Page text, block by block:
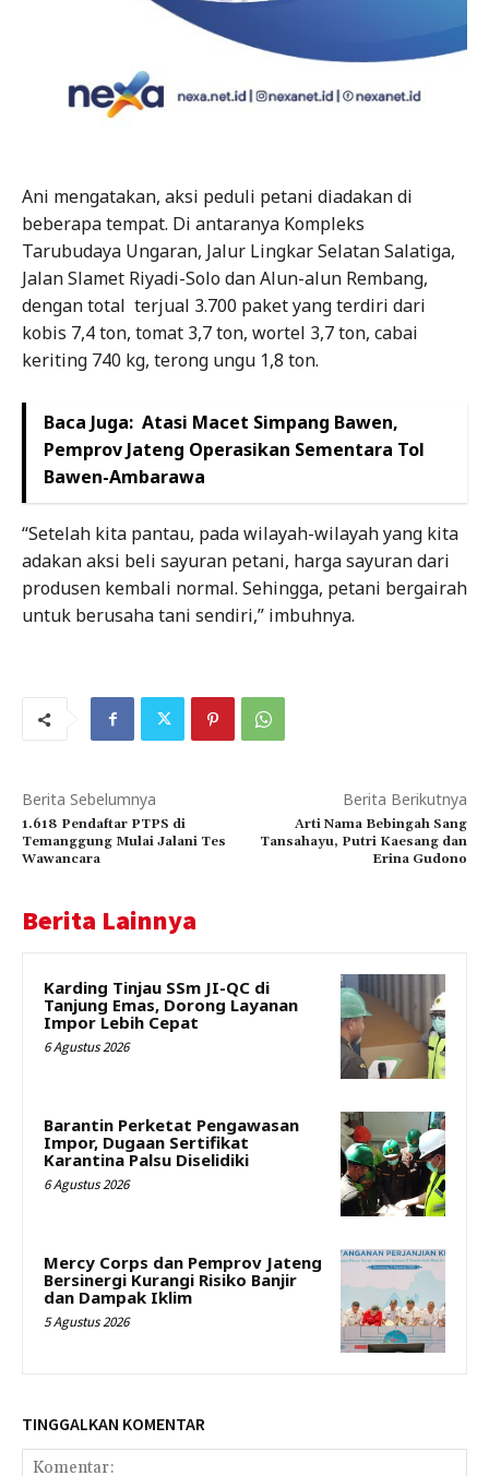
Ani mengatakan, aksi peduli petani diadakan di
beberapa tempat. Di antaranya Kompleks
Tarubudaya Ungaran, Jalur Lingkar Selatan Salatiga,
Jalan Slamet Riyadi-Solo dan Alun-alun Rembang,
dengan total terjual 3.700 paket yang terdiri dari
kobis 7,4 ton, tomat 3,7 ton, wortel 3,7 ton, cabai
keriting 740 kg, terong ungu 1,8 ton.
Baca Juga: Atasi Macet Simpang Bawen,
Pemprov Jateng Operasikan Sementara Tol
Bawen-Ambarawa
“Setelah kita pantau, pada wilayah-wilayah yang kita
adakan aksi beli sayuran petani, harga sayuran dari
produsen kembali normal. Sehingga, petani bergairah
untuk berusaha tani sendiri,” imbuhnya.
Berita Sebelumnya
1.618 Pendaftar PTPS di
Temanggung Mulai Jalani Tes
Wawancara
Berita Berikutnya
Arti Nama Bebingah Sang
Tansahayu, Putri Kaesang dan
Erina Gudono
Berita Lainnya
Karding Tinjau SSm JI-QC di
Tanjung Emas, Dorong Layanan
Impor Lebih Cepat
6 Agustus 2026
Barantin Perketat Pengawasan
Impor, Dugaan Sertifikat
Karantina Palsu Diselidiki
6 Agustus 2026
Mercy Corps dan Pemprov Jateng
Bersinergi Kurangi Risiko Banjir
dan Dampak Iklim
5 Agustus 2026
TINGGALKAN KOMENTAR